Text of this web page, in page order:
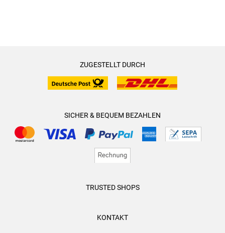
ZUGESTELLT DURCH
SICHER & BEQUEM BEZAHLEN
TRUSTED SHOPS
KONTAKT